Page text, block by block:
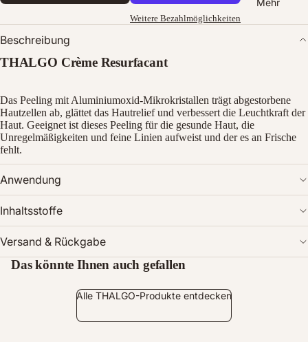
Mehr
Bild
im
Vollbildmodus
öffnen
Weitere Bezahlmöglichkeiten
Beschreibung
THALGO Crème Resurfacant
Das Peeling mit Aluminiumoxid-Mikrokristallen trägt abgestorbene
Hautzellen ab, glättet das Hautrelief und verbessert die Leuchtkraft der
Haut. Geeignet ist dieses Peeling für die gesunde Haut, die
Unregelmäßigkeiten und feine Linien aufweist und der es an Frische
fehlt.
Anwendung
Inhaltsstoffe
Versand & Rückgabe
Das könnte Ihnen auch gefallen
Alle THALGO-Produkte entdecken